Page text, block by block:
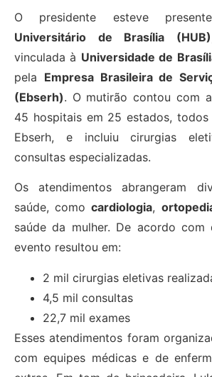
O presidente esteve
Universitário de Brasília (HUB)
vinculada à Universidade de
pela Empresa Brasileira de
(Ebserh). O mutirão contou com
45 hospitais em 25 estados,
Ebserh, e incluiu cirurgias
consultas especializadas.
Os atendimentos abrangeram
saúde, comocardiologia,
saúde da mulher. De acordo com
evento resultou em:
2 mil cirurgias eletivas
4,5 mil consultas
22,7 mil exames
Esses atendimentos foram
com equipes médicas e de